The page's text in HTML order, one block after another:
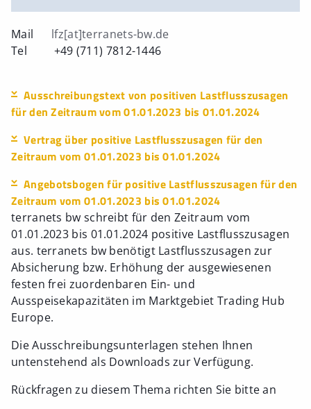
Mail
lfz[at]terranets-bw.de
Tel +49 (711) 7812-1446
Ausschreibungstext von positiven Lastflusszusagen
für den Zeitraum vom 01.01.2023 bis 01.01.2024
Vertrag über positive Lastflusszusagen für den
Zeitraum vom 01.01.2023 bis 01.01.2024
Angebotsbogen für positive Lastflusszusagen für den
Zeitraum vom 01.01.2023 bis 01.01.2024
terranets bw schreibt für den Zeitraum vom
01.01.2023 bis 01.01.2024 positive Lastflusszusagen
aus. terranets bw benötigt Lastflusszusagen zur
Absicherung bzw. Erhöhung der ausgewiesenen
festen frei zuordenbaren Ein- und
Ausspeisekapazitäten im Marktgebiet Trading Hub
Europe.
Die Ausschreibungsunterlagen stehen Ihnen
untenstehend als Downloads zur Verfügung.
Rückfragen zu diesem Thema richten Sie bitte an